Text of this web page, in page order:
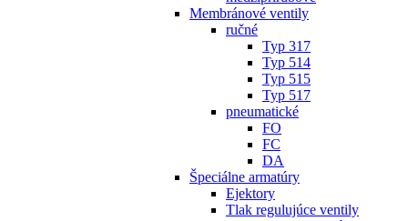
Membránové ventily
ručné
Typ 317
Typ 514
Typ 515
Typ 517
pneumatické
FO
FC
DA
Špeciálne armatúry
Ejektory
Tlak regulujúce ventily